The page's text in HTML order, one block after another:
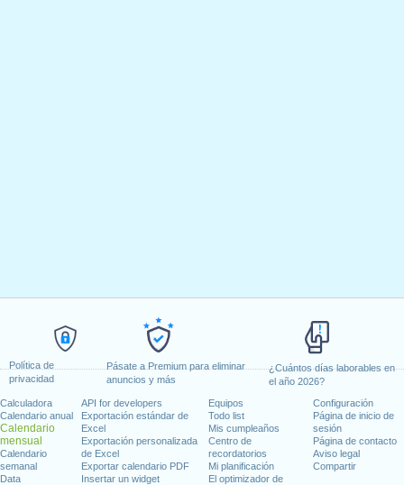
Política de
privacidad
Pásate a Premium para eliminar
anuncios y más
¿Cuántos días laborables en
el año 2026?
Calculadora
Calendario anual
Calendario
mensual
Calendario
semanal
Data
API for developers
Exportación estándar de
Excel
Exportación personalizada
de Excel
Exportar calendario PDF
Insertar un widget
Equipos
Todo list
Mis cumpleaños
Centro de
recordatorios
Mi planificación
El optimizador de
Configuración
Página de inicio de
sesión
Página de contacto
Aviso legal
Compartir